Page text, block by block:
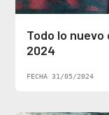
Todo lo nuevo
2024
FECHA 31/05/2024